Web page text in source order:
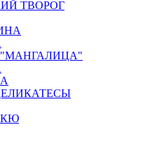
ТВОРОГ